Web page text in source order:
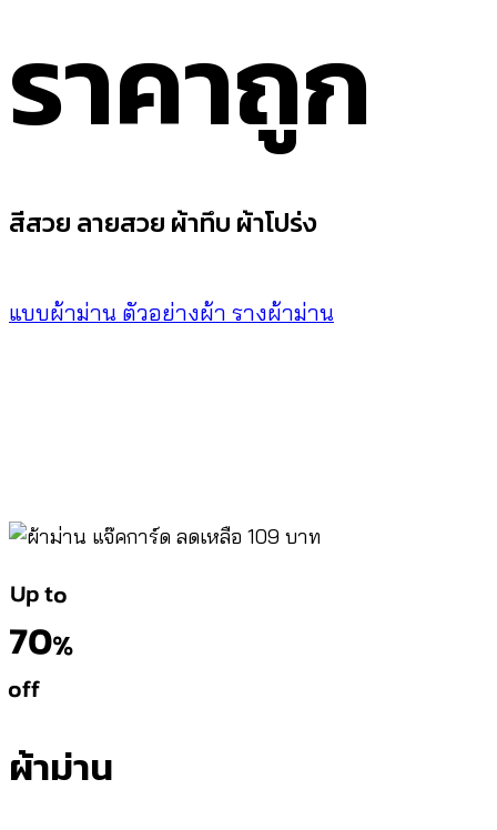
ราคาถูก
สีสวย ลายสวย ผ้าทึบ ผ้าโปร่ง
แบบผ้าม่าน ตัวอย่างผ้า รางผ้าม่าน
Up to
70%
off
ผ้าม่าน